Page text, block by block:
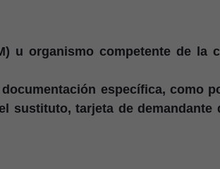
u organismo competente de la
específica, como
sustituto, tarjeta de demandante